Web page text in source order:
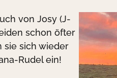
von Josy (J-
schon öfter
sie sich wieder
Rudel ein!